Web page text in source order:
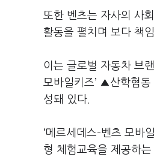
또한 벤츠는 자사의 사
활동을 펼치며 보다 책
이는 글로벌 자동차 브
모바일키즈’ ▲산학협동
성돼 있다.
‘메르세데스-벤츠 모바
형 체험교육을 제공하